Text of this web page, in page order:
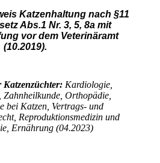
Katzenhaltung nach §11
Abs.1 Nr. 3, 5, 8a mit
vor dem Veterinäramt
(10.2019).
Kardiologie,
Orthopädie,
bei Katzen, Vertrags- und
Reproduktionsmedizin und
Ernährung (04.2023)